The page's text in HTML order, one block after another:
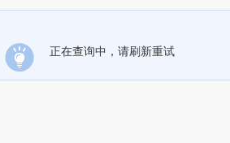
正在查询中，请刷新重试